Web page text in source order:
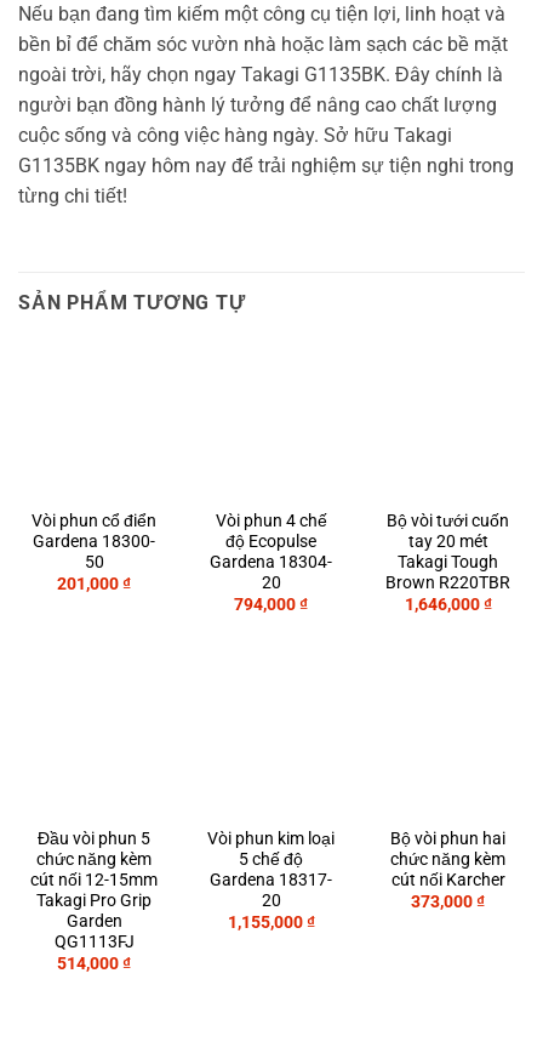
Nếu bạn đang tìm kiếm một công cụ tiện lợi, linh hoạt và
bền bỉ để chăm sóc vườn nhà hoặc làm sạch các bề mặt
ngoài trời, hãy chọn ngay Takagi G1135BK. Đây chính là
người bạn đồng hành lý tưởng để nâng cao chất lượng
cuộc sống và công việc hàng ngày. Sở hữu Takagi
G1135BK ngay hôm nay để trải nghiệm sự tiện nghi trong
từng chi tiết!
SẢN PHẨM TƯƠNG TỰ
Vòi phun cổ điển
Gardena 18300-
50
201,000₫
Vòi phun 4 chế
độ Ecopulse
Gardena 18304-
20
794,000₫
Bộ vòi tưới cuốn
tay 20 mét
Takagi Tough
Brown R220TBR
1,646,000₫
Đầu vòi phun 5
chức năng kèm
cút nối 12-15mm
Takagi Pro Grip
Garden
QG1113FJ
514,000₫
Vòi phun kim loại
5 chế độ
Gardena 18317-
20
1,155,000₫
Bộ vòi phun hai
chức năng kèm
cút nối Karcher
373,000₫